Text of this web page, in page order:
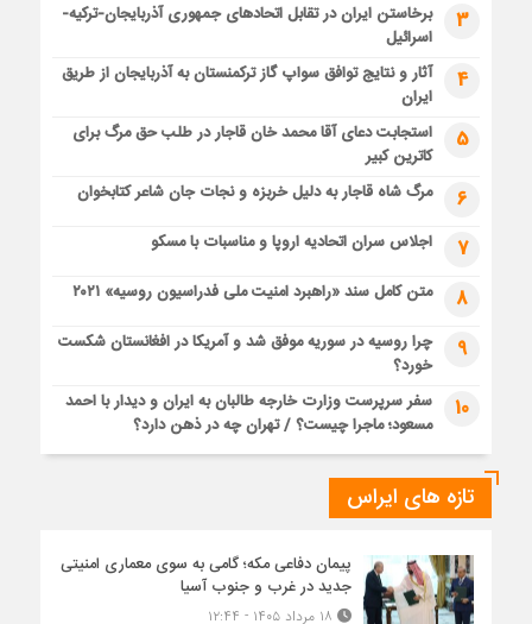
3
برخاستن ایران در تقابل اتحادهای جمهوری آذربایجان-ترکیه-
اسرائیل
4
آثار و نتایج توافق سواپ گاز ترکمنستان به آذربایجان از طریق
ایران
5
استجابت دعای آقا محمد خان قاجار در طلب حق مرگ برای
کاترین کبیر
6 مرگ شاه قاجار به دلیل خربزه و نجات جان شاعر کتابخوان
7 اجلاس سران اتحادیه اروپا و مناسبات با مسکو
8 متن کامل سند «راهبرد امنیت ملی فدراسیون روسیه» ۲۰۲۱
9
چرا روسیه در سوریه موفق شد و آمریکا در افغانستان شکست
خورد؟
10
سفر سرپرست وزارت خارجه طالبان به ایران و دیدار با احمد
مسعود؛ ماجرا چیست؟ / تهران چه در ذهن دارد؟
تازه های ایراس
پیمان دفاعی مکه؛ گامی به سوی معماری امنیتی
جدید در غرب و جنوب آسیا